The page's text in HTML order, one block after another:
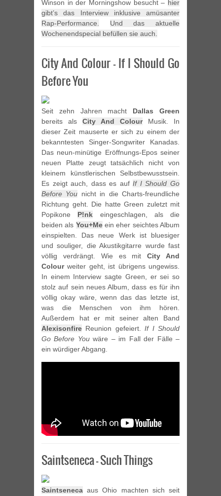
Winson in der Morningshow besucht – hier
gibt’s das Interview inklusive amüsanter
Rap-Performance.
Und das aktuelle
Wochenendspecial befüllen sie auch.
City And Colour – If I Should Go
Before You
Seit zehn Jahren macht Dallas Green
bereits als City And ColourMusik. In
dieser Zeit mauserte er sich zu einem der
bekanntesten Singer-Songwriter Kanadas.
Das neun-minütige Eröffnungs-Epos seiner
neuen Platte zeugt tatsächlich nicht von
kleinem künstlerischen Selbstbewusstsein.
Es zeigt auch, dass es aufIf I Should Go
Before You nicht in die Charts-freundliche
Richtung geht. Die hatte Green zuletzt mit
Popikone P!nk eingeschlagen, als die
beiden als You+Meein eher seichtes Album
einspielten. Das neue Werk ist bluesiger
und souliger, die Akustikgitarre wurde fast
völlig verdrängt. Wie es mitCity And
Colourweiter geht, ist übrigens ungewiss.
In einem Interview sagte Green, er sei so
stolz auf sein neues Album, dass es für ihn
völlig okay wäre, wenn das das letzte ist,
was die Menschen von ihm hören.
Außerdem hat er mit seiner alten Band
Alexisonfire Reunion gefeiert.If I Should
Go Before Youwäre – im Fall der Fälle –
ein würdiger Abgang.
Saintseneca – Such Things
Saintseneca aus Ohio machten sich seit